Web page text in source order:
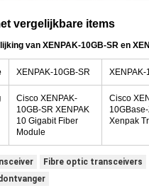
vergelijkbare items
van XENPAK-10GB-SR en
XENPAK-10GB-SR XENPAK-
Cisco XENPAK-
10GB-SR XENPAK
10 Gigabit Fiber
Module
Cisco
Xenpak
Fibre optic transceivers